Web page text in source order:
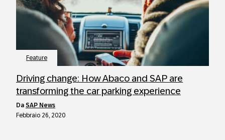
Feature
Driving change: How Abaco and SAP are
transforming the car parking experience
da SAP News
Febbraio 26, 2020